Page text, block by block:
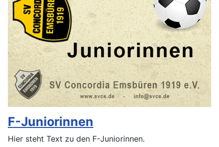
F-Juniorinnen
Hier steht Text zu den F-Juniorinnen.